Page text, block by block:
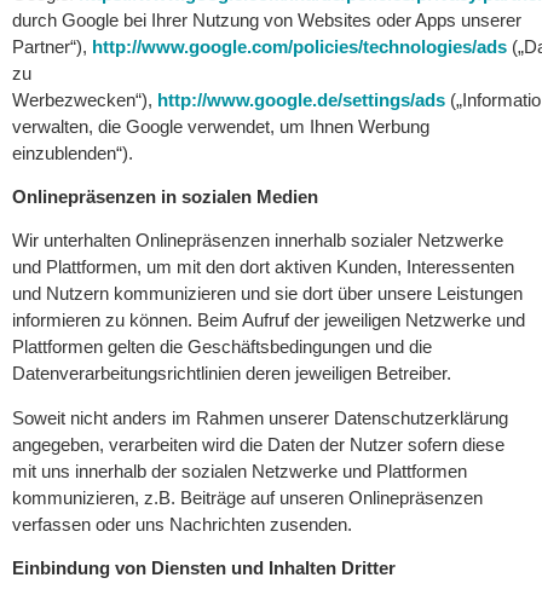
durch Google bei Ihrer Nutzung von Websites oder Apps unserer
Partner“), http://www.google.com/policies/technologies/ads
zu
Werbezwecken“), http://www.google.de/settings/ads
verwalten, die Google verwendet, um Ihnen Werbung
einzublenden“).
Onlinepräsenzen in sozialen Medien
Wir unterhalten Onlinepräsenzen innerhalb sozialer Netzwerke
und Plattformen, um mit den dort aktiven Kunden, Interessenten
und Nutzern kommunizieren und sie dort über unsere Leistungen
informieren zu können. Beim Aufruf der jeweiligen Netzwerke und
Plattformen gelten die Geschäftsbedingungen und die
Datenverarbeitungsrichtlinien deren jeweiligen Betreiber.
Soweit nicht anders im Rahmen unserer Datenschutzerklärung
angegeben, verarbeiten wird die Daten der Nutzer sofern diese
mit uns innerhalb der sozialen Netzwerke und Plattformen
kommunizieren, z.B. Beiträge auf unseren Onlinepräsenzen
verfassen oder uns Nachrichten zusenden.
Einbindung von Diensten und Inhalten Dritter